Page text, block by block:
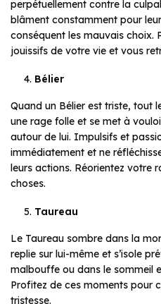
perpétuellement contre la
blâment constamment pour
conséquent les mauvais choix.
jouissifs de votre vie et vous
Bélier
Quand un Bélier est triste, tout
une rage folle et se met à
autour de lui. Impulsifs et
immédiatement et ne
leurs actions. Réorientez votre
choses.
Taureau
Le Taureau sombre dans la
replie sur lui-même et s’isole
malbouffe ou dans le sommeil
Profitez de ces moments pour
tristesse.